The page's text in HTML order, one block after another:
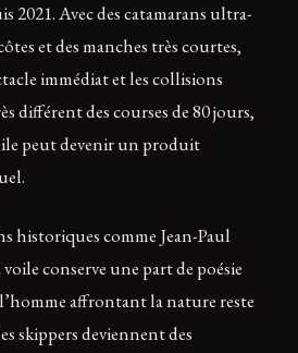
2021. Avec des catamarans ultra-
et des manches très courtes,
immédiat et les collisions
différent des courses de 80 jours,
peut devenir un produit
historiques comme Jean-Paul
conserve une part de poésie
affrontant la nature reste
skippers deviennent des